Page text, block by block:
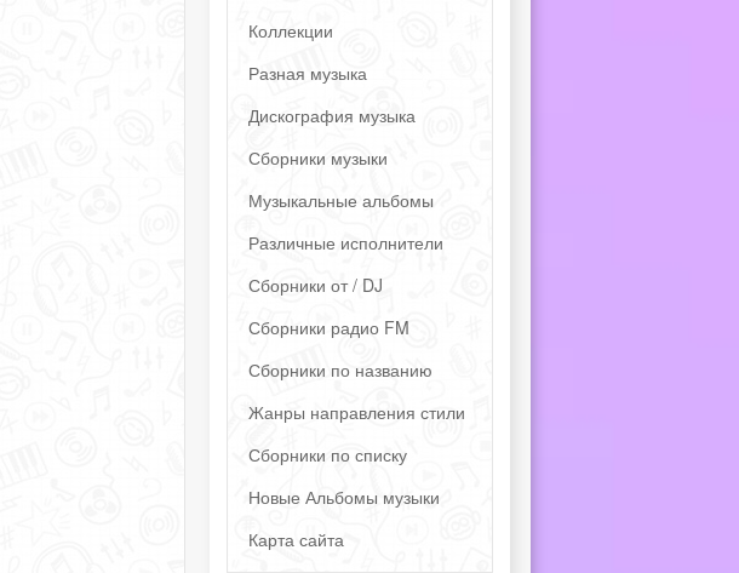
Коллекции
Разная музыка
Дискография музыка
Сборники музыки
Музыкальные альбомы
Различные исполнители
Сборники от / DJ
Сборники радио FM
Сборники по названию
Жанры направления стили
Сборники по списку
Новые Альбомы музыки
Карта сайта